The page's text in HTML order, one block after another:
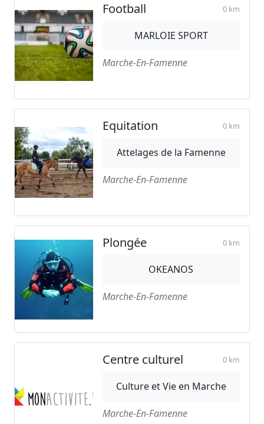
Football 0 km
MARLOIE SPORT
Marche-En-Famenne
Equitation 0 km
Attelages de la Famenne
Marche-En-Famenne
Plongée 0 km
OKEANOS
Marche-En-Famenne
Centre culturel 0 km
Culture et Vie en Marche
Marche-En-Famenne